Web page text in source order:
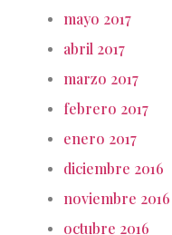
mayo 2017
abril 2017
marzo 2017
febrero 2017
enero 2017
diciembre 2016
noviembre 2016
octubre 2016